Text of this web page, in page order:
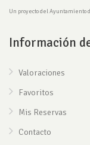
Un proyecto del Ayuntamiento
Información
Valoraciones
Favoritos
Mis Reservas
Contacto